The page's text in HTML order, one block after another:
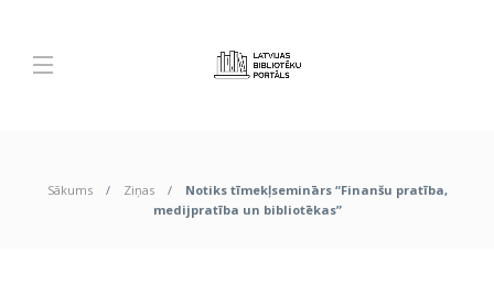
Sākums Ziņas
Notiks tīmekļseminārs “Finanšu pratība,
medijpratība un bibliotēkas”